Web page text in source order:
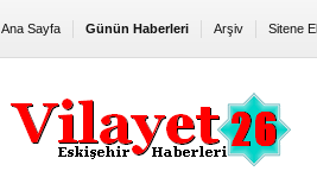
Ana Sayfa Günün Haberleri Arşiv Sitene